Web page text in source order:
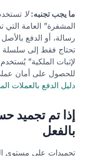
ما يجب تجنبه: لا
المشفرة” العامة
رسالة، أو الدفع
تحتاج فقط إلى سلسلة
للحصول على أمان
دليل الدفع بالعملات
إذا تم تجميد
بالفعل
تجميدات على مستوى